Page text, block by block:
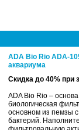
ADA Bio Rio ADA-
аквариума
Скидка до 40% при
ADA Bio Rio –
биологическая
основном из пемзы
бактерий.